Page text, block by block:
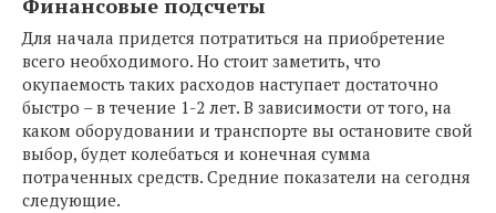
Финансовые подсчеты
Для начала придется потратиться на приобретение
всего необходимого. Но стоит заметить, что
окупаемость таких расходов наступает достаточно
быстро – в течение 1-2 лет. В зависимости от того, на
каком оборудовании и транспорте вы остановите свой
выбор, будет колебаться и конечная сумма
потраченных средств. Средние показатели на сегодня
следующие.